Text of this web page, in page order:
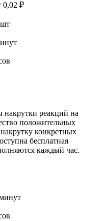
0,02 ₽
накрутки реакций на
положительных
конкретных
бесплатная
каждый час.